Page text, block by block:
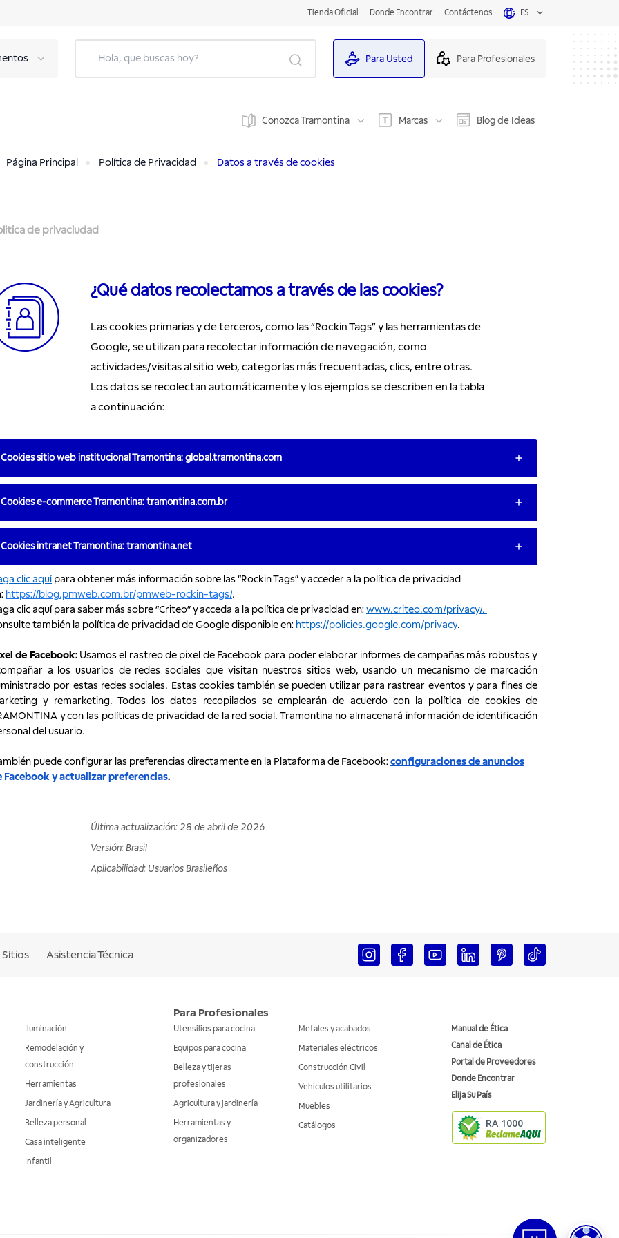
Tienda Oficial Donde Encontrar Contáctenos ES
Para Usted Para Profesionales
Conozca Tramontina Marcas Blog de Ideas
Página Principal Política de Privacidad Datos a través de cookies
de privaciudad
¿Qué datos recolectamos a través de las cookies?
Las cookies primarias y de terceros, como las “Rockin Tags” y las herramientas de
Google, se utilizan para recolectar información de navegación, como
actividades/visitas al sitio web, categorías más frecuentadas, clics, entre otras.
Los datos se recolectan automáticamente y los ejemplos se describen en la tabla
a continuación:
Cookies sitio web institucional Tramontina: global.tramontina.com
Cookies e-commerce Tramontina: tramontina.com.br
Cookies intranet Tramontina: tramontina.net
clic aquí para obtener más información sobre las “Rockin Tags” y acceder a la política de privacidad
https://blog.pmweb.com.br/pmweb-rockin-tags/.
clic aquí para saber más sobre “Criteo” y acceda a la política de privacidad en:www.criteo.com/privacy/.
también la política de privacidad de Google disponible en: https://policies.google.com/privacy.
de Facebook:Usamos el rastreo de pixel de Facebook para poder elaborar informes de campañas más robustos y
a los usuarios de redes sociales que visitan nuestros sitios web, usando un mecanismo de marcación
por estas redes sociales. Estas cookies también se pueden utilizar para rastrear eventos y para fines de
y remarketing. Todos los datos recopilados se emplearán de acuerdo con la política de cookies de
y con las políticas de privacidad de la red social. Tramontina no almacenará información de identificación
del usuario.
puede configurar las preferencias directamente en la Plataforma de Facebook:configuraciones de anuncios
Facebook y actualizar preferencias.
Última actualización: 28 de abril de 2026
Versión: Brasil
Aplicabilidad: Usuarios Brasileños
Asistencia Técnica
Iluminación
Remodelación y
construcción
Herramientas
Jardinería y Agricultura
Belleza personal
Casa inteligente
Infantil
Para Profesionales
Utensilios para cocina
Equipos para cocina
Belleza y tijeras
profesionales
Agricultura y jardinería
Herramientas y
organizadores
Metales y acabados
Materiales eléctricos
Construcción Civil
Vehículos utilitarios
Muebles
Catálogos
Manual de Ética
Canal de Ética
Portal de Proveedores
Donde Encontrar
Elija Su País
RA 1000